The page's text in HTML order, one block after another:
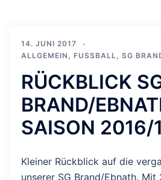
14. JUNI 2017
ALLGEMEIN , FUSSBALL, SG
RÜCKBLICK
BRAND/
SAISON 2016/
Kleiner Rückblick auf die
unserer SG Brand/Ebnath. Mit